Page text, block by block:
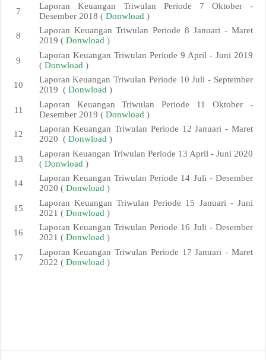
Laporan Keuangan Triwulan Periode 7 Oktober -
Desember 2018 ( Donwload )
Laporan Keuangan Triwulan Periode 8 Januari - Maret
2019 (Donwload)
Laporan Keuangan Triwulan Periode 9 April - Juni 2019
( Donwload )
Laporan Keuangan Triwulan Periode 10 Juli - September
2019 (Donwload)
Laporan Keuangan Triwulan Periode 11 Oktober -
Desember 2019 ( Donwload )
Laporan Keuangan Triwulan Periode 12 Januari - Maret
2020 ( Donwload )
Laporan Keuangan Triwulan Periode 13 April - Juni 2020
( Donwload )
Laporan Keuangan Triwulan Periode 14 Juli - Desember
2020 ( Donwload )
Laporan Keuangan Triwulan Periode 15 Januari - Juni
2021 ( Donwload )
Laporan Keuangan Triwulan Periode 16 Juli - Desember
2021 ( Donwload )
Laporan Keuangan Triwulan Periode 17 Januari - Maret
2022 ( Donwload )